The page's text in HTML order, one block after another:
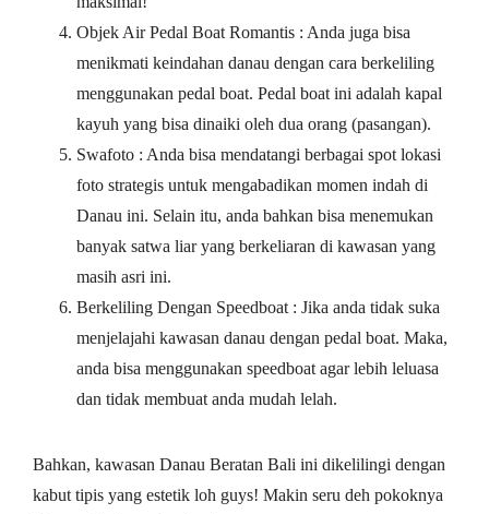
Objek Air Pedal Boat Romantis : Anda juga bisa
menikmati keindahan danau dengan cara berkeliling
menggunakan pedal boat. Pedal boat ini adalah kapal
kayuh yang bisa dinaiki oleh dua orang (pasangan).
Swafoto : Anda bisa mendatangi berbagai spot lokasi
foto strategis untuk mengabadikan momen indah di
Danau ini. Selain itu, anda bahkan bisa menemukan
banyak satwa liar yang berkeliaran di kawasan yang
masih asri ini.
Berkeliling Dengan Speedboat : Jika anda tidak suka
menjelajahi kawasan danau dengan pedal boat. Maka,
anda bisa menggunakan speedboat agar lebih leluasa
dan tidak membuat anda mudah lelah.
Bahkan, kawasan Danau Beratan Bali ini dikelilingi dengan
kabut tipis yang estetik loh guys! Makin seru deh pokoknya